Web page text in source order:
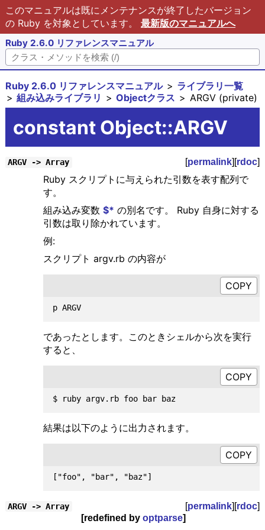
このマニュアルは既にメンテナンスが終了したバージョン
の Ruby を対象としています。 最新版のマニュアルへ
Ruby 2.6.0 リファレンスマニュアル
Ruby 2.6.0 リファレンスマニュアル
ライブラリ一覧
組み込みライブラリ
Objectクラス ARGV (private)
constant Object::ARGV
ARGV -> Array [permalink][rdoc]
Ruby スクリプトに与えられた引数を表す配列で
す。
組み込み変数 $* の別名です。 Ruby 自身に対する
引数は取り除かれています。
例:
スクリプト argv.rb の内容が
p ARGV
であったとします。このときシェルから次を実行
すると、
$ ruby argv.rb foo bar baz
結果は以下のように出力されます。
ARGV -> Array [permalink][rdoc]
[redefined by optparse]